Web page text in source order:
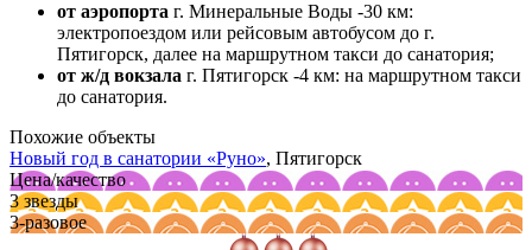
от аэропорта г. Минеральные Воды -30 км:
электропоездом или рейсовым автобусом до г.
Пятигорск, далее на маршрутном такси до санатория;
от ж/д вокзала г. Пятигорск -4 км: на маршрутном такси
до санатория.
Похожие объекты
Новый год в cанатории «Руно», Пятигорск
Цена/качество
3 звезды
3-разовое